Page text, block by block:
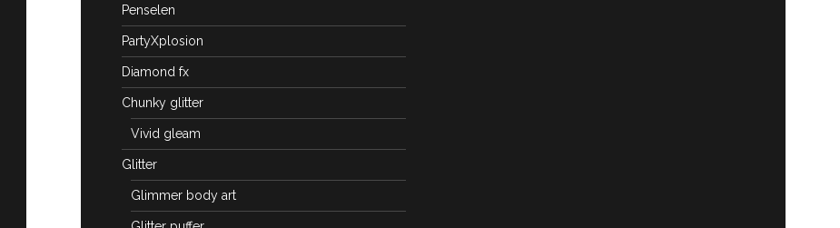
Penselen
PartyXplosion
Diamond fx
Chunky glitter
Vivid gleam
Glitter
Glimmer body art